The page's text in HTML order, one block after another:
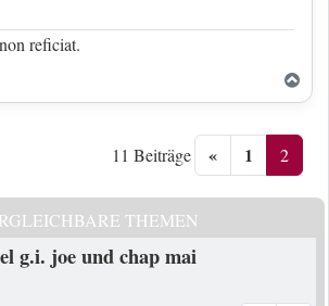
reficiat.
11 Beiträge « 1 2
THEMEN
g.i. joe und chap mai